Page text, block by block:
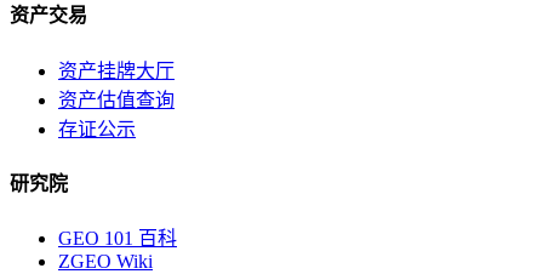
资产交易
资产挂牌大厅
资产估值查询
存证公示
研究院
GEO 101 百科
ZGEO Wiki